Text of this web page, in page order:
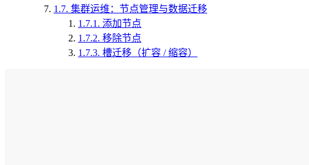
1.7. 集群运维：节点管理与数据迁移
1.7.1. 添加节点
1.7.2. 移除节点
1.7.3. 槽迁移（扩容 / 缩容）